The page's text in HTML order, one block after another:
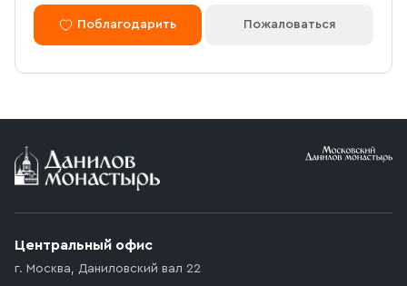
Поблагодарить Пожаловаться
Центральный офис
г. Москва, Даниловский вал 22